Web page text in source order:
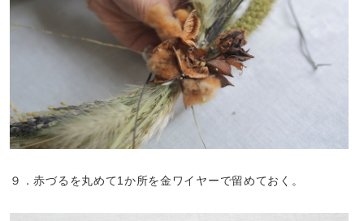
９．赤づるを丸めて1か所を金ワイヤーで留めておく。